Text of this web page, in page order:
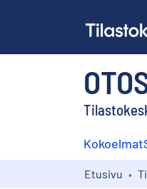
Kokoelmat
Etusivu